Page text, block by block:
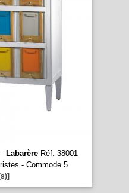
LabarèreRéf. 38001
- Commode 5